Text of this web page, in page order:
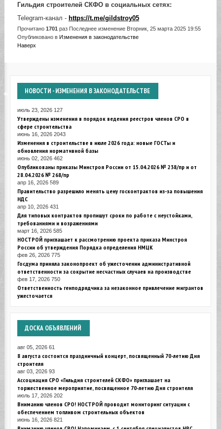
Гильдия строителей СКФО в социальных сетях:
Telegram-канал - https://t.me/gildstroy05
Прочитано 1701 раз Последнее изменение Вторник, 25 марта 2025 19:55
Опубликовано в Изменения в законодательстве
Наверх
НОВОСТИ - ИЗМЕНЕНИЯ В ЗАКОНОДАТЕЛЬСТВЕ
июль 23, 2026 127
Утверждены изменения в порядок ведения реестров членов СРО в
сфере строительства
июнь 16, 2026 2043
Изменения в строительстве в июле 2026 года: новые ГОСТы и
обновления нормативной базы
июнь 02, 2026 462
Опубликованы приказы Минстроя России от 15.04.2026 № 238/пр и от
28.04.2026 № 268/пр
апр 16, 2026 589
Правительство разрешило менять цену госконтрактов из-за повышения
НДС
апр 10, 2026 431
Для типовых контрактов пропишут сроки по работе с неустойками,
требованиями и возражениями
март 16, 2026 585
НОСТРОЙ приглашает к рассмотрению проекта приказа Минстроя
России об утверждения Порядка определения НМЦК
фев 26, 2026 775
Госдума приняла законопроект об ужесточении административной
ответственности за сокрытие несчастных случаев на производстве
фев 17, 2026 750
Ответственность генподрядчика за незаконное привлечение мигрантов
ужесточается
ДОСКА ОБЪЯВЛЕНИЙ
авг 05, 2026 61
8 августа состоится праздничный концерт, посвященный 70-летию Дня
строителя
авг 03, 2026 93
Ассоциация СРО «Гильдия строителей СКФО» приглашает на
торжественное мероприятие, посвященное 70-летию Дня строителя
июль 17, 2026 202
Вниманию членов СРО! НОСТРОЙ проводит мониторинг ситуации с
обеспечением топливом строительных объектов
июнь 16, 2026 821